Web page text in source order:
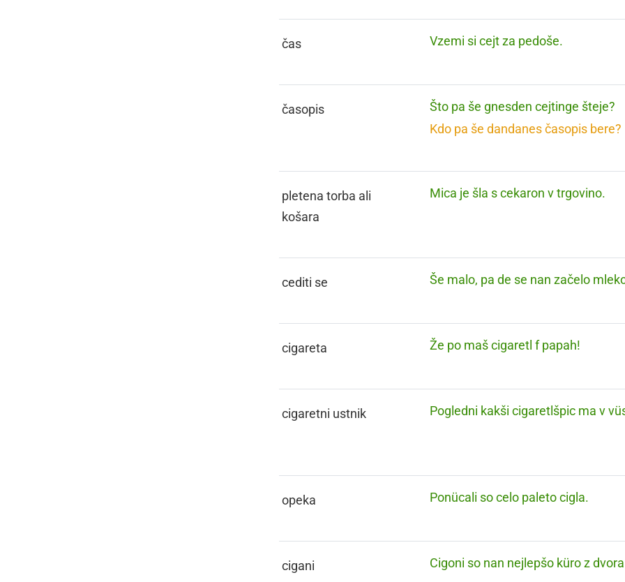
čas Vzemi si cejt za pedoše.
časopis
Što pa še gnesden cejtinge šteje?
Kdo pa še dandanes časopis bere?
pletena torba ali
košara
Mica je šla s cekaron v trgovino.
cediti se Še malo, pa de se nan začelo
cigareta Že po maš cigaretl f papah!
cigaretni ustnik Pogledni kakši cigaretlšpic ma v
opeka Ponücali so celo paleto cigla.
cigani Cigoni so nan nejlepšo küro z